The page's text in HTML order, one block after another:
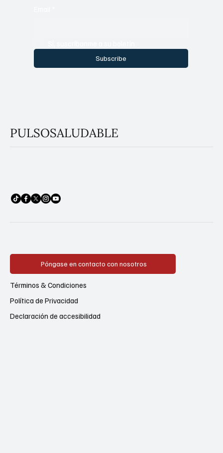
Subscribe
PULSOSALUDABLE
Póngase en contacto con nosotros
Política de Privacidad
Términos & Condiciones
Declaración de accesibilidad